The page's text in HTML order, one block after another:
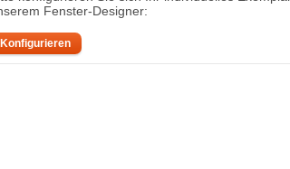
Fenster-Designer: